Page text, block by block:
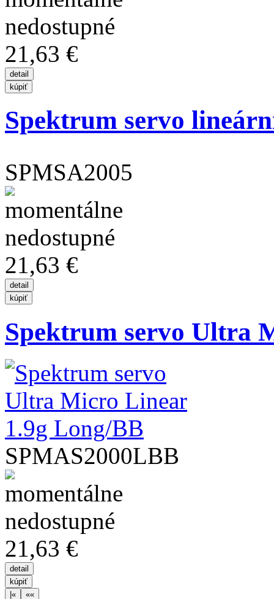
21,63 €
Spektrum servo
SPMSA2005
21,63 €
Spektrum servo Ultra
SPMAS2000LBB
21,63 €